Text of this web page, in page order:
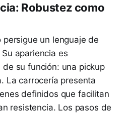
Robustez como
persigue un lenguaje de
apariencia es
su función: una pickup
La carrocería presenta
definidos que facilitan
resistencia. Los pasos de